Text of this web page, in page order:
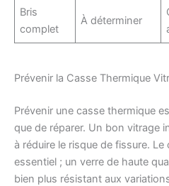
Bris
complet
À déterminer
Prévenir la Casse Thermique
Prévenir une casse thermique
que de réparer. Un bon vitrage
à réduire le risque de fissure.
essentiel ; un verre de haute
bien plus résistant aux